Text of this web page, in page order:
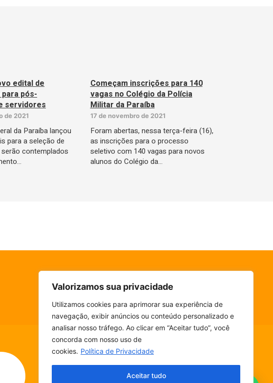
Valorizamos sua privacidade
Utilizamos cookies para aprimorar sua experiência de
navegação, exibir anúncios ou conteúdo personalizado e
analisar nosso tráfego. Ao clicar em “Aceitar tudo”, você
concorda com nosso uso de
cookies. Política de Privacidade
Aceitar tudo
ESCUTE SEM PARAR! BAIXE O NOSSO APP.
edital de
pós-
servidores
de 2021
da Paraíba lançou
para a seleção de
contemplados
Começam inscrições para 140
vagas no Colégio da Polícia
Militar da Paraíba
17 de novembro de 2021
Foram abertas, nessa terça-feira (16),
as inscrições para o processo
seletivo com 140 vagas para novos
alunos do Colégio da…